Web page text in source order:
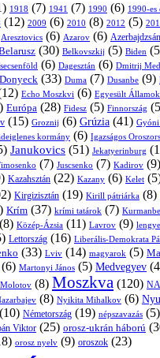
1918 (7) 1941 (7) 1990 (6) 1990-es
(12) 2009 (6) 2010 (8) 2012 (5)
Aresztovics (6) Azarov (6) Azerbajdzsán
(30) Belkovszkij (5) Biden
(6) Dagesztán (6) Dmitrij
Donyeck (33) Duma (7) Dusanbe (9)
Echo Moszkvi (6) Egyesült Államok
Európa (28) Fidesz (5) Finnország
(15) Groznij (6) Grúzia (41)
kormány (6) Igazságos
Janukovics (51) Jekatyerinburg
(7) Juscsenko (7) Kadirov (9)
Kazahsztán (22) Kazany (6) Kelet
Kirgizisztán (19) Kirill pátriárka (8)
Krím (37) krími tatárok (7)
(8) Közép-Ázsia (11) Lavrov (9)
Lettország (16) Liberális-Demokrata
(33) Lviv (14) magyarok (5)
(6) Martonyi János (5) Medvegyev
Molotov (8) Moszkva (120)
(8) Nyikita Mihalkov (6)
(10) Németország (19) népszavazás (5)
Viktor (25) orosz-ukrán háború
orosz nyelv (9) oroszok (23)